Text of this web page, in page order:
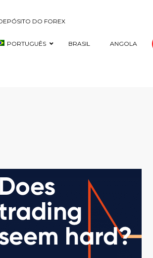
DO FOREX
PORTUGUÊS BRASIL ANGOLA